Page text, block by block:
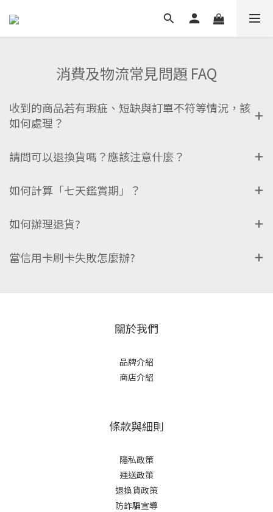
消費及物流常見問題 FAQ
收到的商品若有瑕疵、短缺與訂單不符等情況，該
如何處理？
請問可以退換貨嗎？應該注意什麼？
如何計算「七天鑑賞期」？
如何辦理退貨?
當信用卡刷卡失敗怎麼辦?
關於我們
品牌介紹
商店介紹
條款與細則
隱私政策
運送政策
退換貨政策
防詐騙宣導